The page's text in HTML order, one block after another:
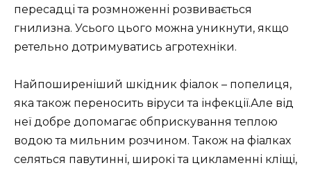
пересадці та розмноженні розвивається
гнилизна. Усього цього можна уникнути, якщо
ретельно дотримуватись агротехніки.
Найпоширеніший шкідник фіалок – попелиця,
яка також переносить віруси та інфекції.Але від
неї добре допомагає обприскування теплою
водою та мильним розчином. Також на фіалках
селяться павутинні, широкі та цикламенні кліщі,